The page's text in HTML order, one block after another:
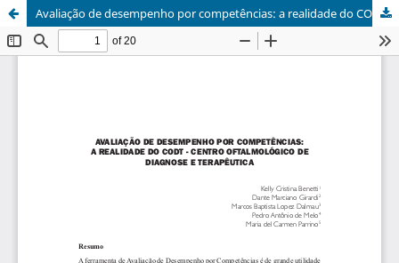
Avaliação de desempenho por competências: a realidade do CODT - Centro Oftalmológico de Diagnose e Terapêutica